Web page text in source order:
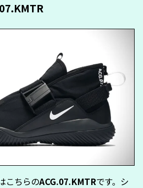
こちらのACG.07.KMTRです。シ